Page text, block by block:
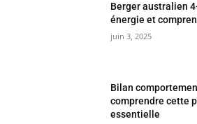
Berger australien
énergie et
juin 3, 2025
Bilan
comprendre cette
essentielle